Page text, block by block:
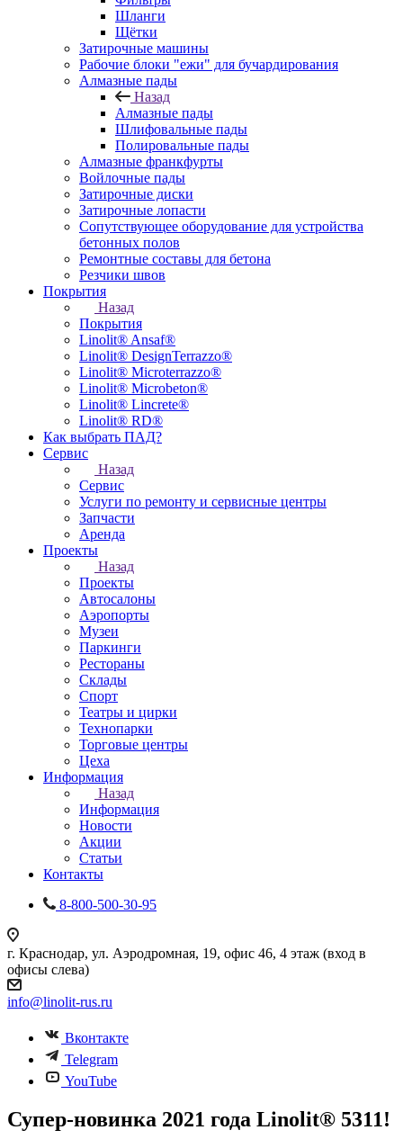
Шланги
Щётки
Затирочные машины
Рабочие блоки "ежи" для бучардирования
Алмазные пады
Назад
Алмазные пады
Шлифовальные пады
Полировальные пады
Алмазные франкфурты
Войлочные пады
Затирочные диски
Затирочные лопасти
Сопутствующее оборудование для устройства
бетонных полов
Ремонтные составы для бетона
Резчики швов
Покрытия
Назад
Покрытия
Linolit® Ansaf®
Linolit® DesignTerrazzo®
Linolit® Microterrazzo®
Linolit® Microbeton®
Linolit® Lincrete®
Linolit® RD®
Как выбрать ПАД?
Сервис
Назад
Сервис
Услуги по ремонту и сервисные центры
Запчасти
Аренда
Проекты
Назад
Проекты
Автосалоны
Аэропорты
Музеи
Паркинги
Рестораны
Склады
Спорт
Театры и цирки
Технопарки
Торговые центры
Цеха
Информация
Назад
Информация
Новости
Акции
Статьи
Контакты
8-800-500-30-95
г. Краснодар, ул. Аэродромная, 19, офис 46, 4 этаж (вход в
офисы слева)
info@linolit-rus.ru
Вконтакте
Telegram
YouTube
Супер-новинка 2021 года Linolit®️ 5311!